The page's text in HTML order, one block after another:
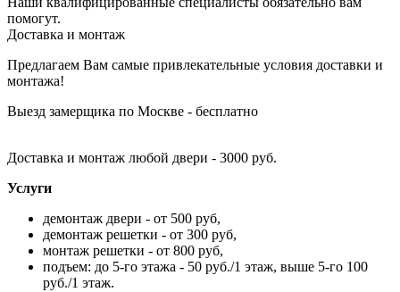
помогут.
Доставка и монтаж
Предлагаем Вам самые привлекательные условия доставки и
монтажа!
Выезд замерщика по Москве - бесплатно
Доставка и монтаж любой двери - 3000 руб.
Услуги
демонтаж двери - от 500 руб,
демонтаж решетки - от 300 руб,
монтаж решетки - от 800 руб,
подъем: до 5-го этажа - 50 руб./1 этаж, выше 5-го 100
руб./1 этаж.